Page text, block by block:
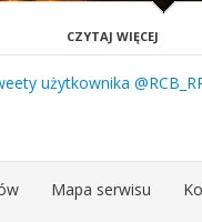
CZYTAJ WIĘCEJ
użytkownika
Mapa serwisu